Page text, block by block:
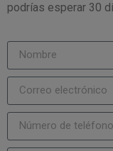
podrías esperar 30